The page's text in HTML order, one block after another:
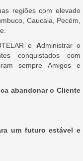
regiões com elevado
Caucaia, Pecém,
e Administrar o
conquistados com
sempre Amigos e
abandonar o Cliente
um futuro estável e